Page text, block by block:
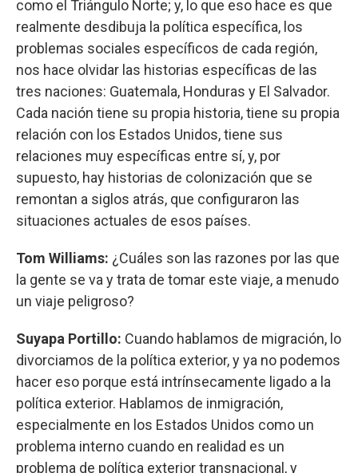
como el Triángulo Norte; y, lo que eso hace es que
realmente desdibuja la política específica, los
problemas sociales específicos de cada región,
nos hace olvidar las historias específicas de las
tres naciones: Guatemala, Honduras y El Salvador.
Cada nación tiene su propia historia, tiene su propia
relación con los Estados Unidos, tiene sus
relaciones muy específicas entre sí, y, por
supuesto, hay historias de colonización que se
remontan a siglos atrás, que configuraron las
situaciones actuales de esos países.
Tom Williams: ¿Cuáles son las razones por las que
la gente se va y trata de tomar este viaje, a menudo
un viaje peligroso?
Suyapa Portillo: Cuando hablamos de migración, lo
divorciamos de la política exterior, y ya no podemos
hacer eso porque está intrínsecamente ligado a la
política exterior. Hablamos de inmigración,
especialmente en los Estados Unidos como un
problema interno cuando en realidad es un
problema de política exterior transnacional, y